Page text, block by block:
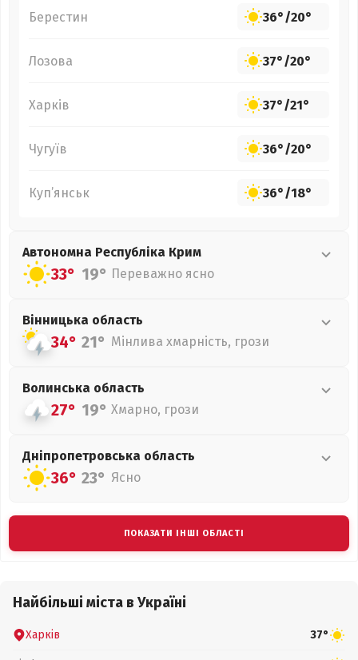
Берестин 36°/20°
Лозова 37°/20°
Харків 37°/21°
Чугуїв 36°/20°
Куп’янськ 36°/18°
Автономна Республіка Крим
33° 19° Переважно ясно
Вінницька область
34° 21° Мінлива хмарність, грози
Волинська область
27° 19° Хмарно, грози
Дніпропетровська область
36° 23° Ясно
ПОКАЗАТИ ІНШІ ОБЛАСТІ
Найбільші міста в Україні
Харків 37°